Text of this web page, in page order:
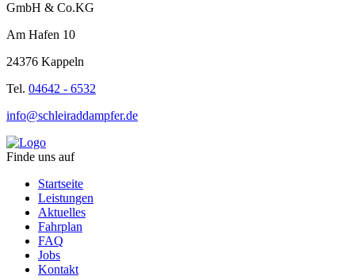
GmbH & Co.KG
Am Hafen 10
24376 Kappeln
Tel. 04642 - 6532
info@schleiraddampfer.de
Finde uns auf
Startseite
Leistungen
Aktuelles
Fahrplan
FAQ
Jobs
Kontakt